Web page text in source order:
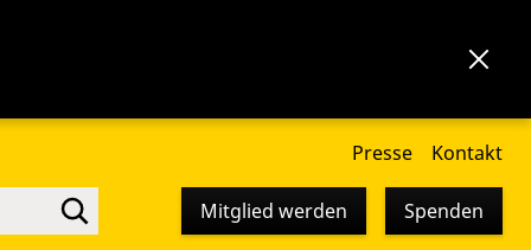
Presse Kontakt
Mitglied werden Spenden